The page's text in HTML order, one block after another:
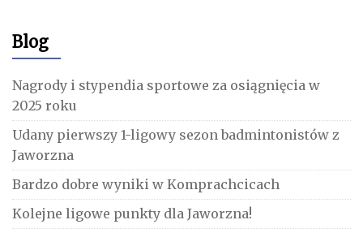
Blog
Nagrody i stypendia sportowe za osiągnięcia w
2025 roku
Udany pierwszy 1-ligowy sezon badmintonistów z
Jaworzna
Bardzo dobre wyniki w Komprachcicach
Kolejne ligowe punkty dla Jaworzna!